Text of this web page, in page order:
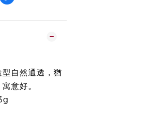
自然通透，猶
意好。